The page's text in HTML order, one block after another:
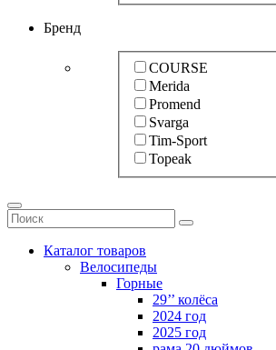
Бренд
COURSE
Merida
Promend
Svarga
Tim-Sport
Topeak
Каталог товаров
Велосипеды
Горные
29’’ колёса
2024 год
2025 год